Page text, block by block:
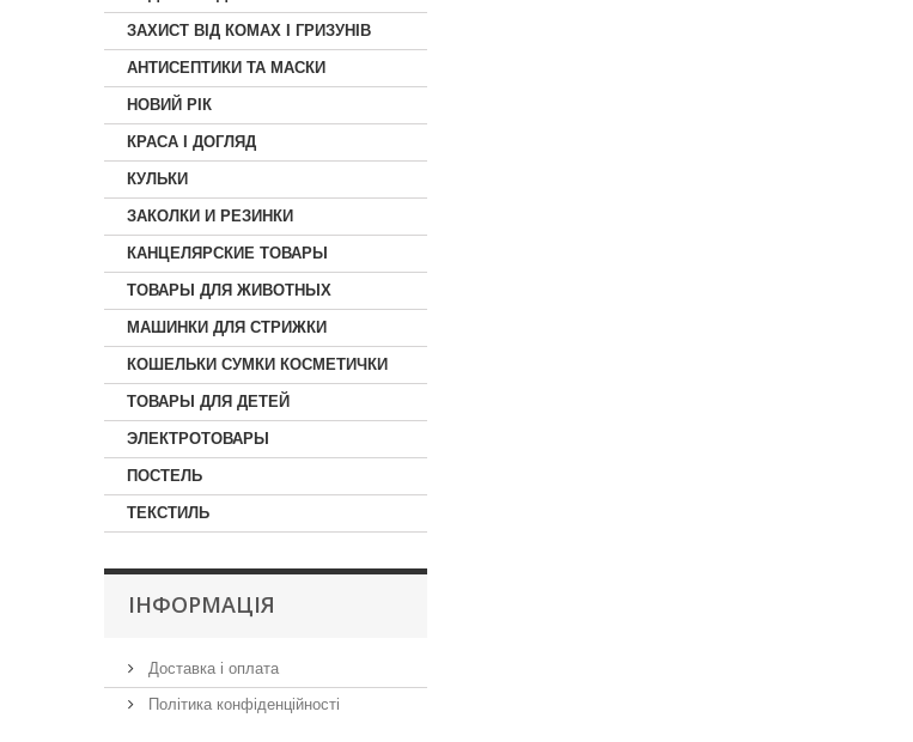
ЗАХИСТ ВІД КОМАХ І ГРИЗУНІВ
АНТИСЕПТИКИ ТА МАСКИ
НОВИЙ РІК
КРАСА I ДОГЛЯД
КУЛЬКИ
ЗАКОЛКИ И РЕЗИНКИ
КАНЦЕЛЯРСКИЕ ТОВАРЫ
ТОВАРЫ ДЛЯ ЖИВОТНЫХ
МАШИНКИ ДЛЯ СТРИЖКИ
КОШЕЛЬКИ СУМКИ КОСМЕТИЧКИ
ТОВАРЫ ДЛЯ ДЕТЕЙ
ЭЛЕКТРОТОВАРЫ
ПОСТЕЛЬ
ТЕКСТИЛЬ
IНФОРМАЦIЯ
Доставка і оплата
Політика конфіденційності